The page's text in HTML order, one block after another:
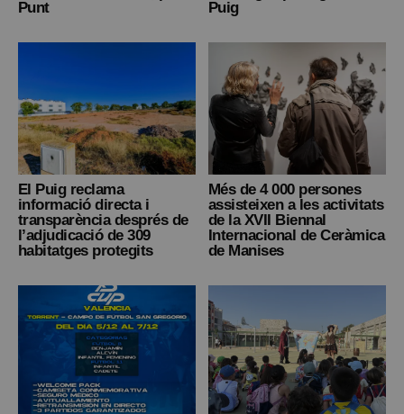
Punt
Puig
El Puig reclama
informació directa i
transparència després de
l’adjudicació de 309
habitatges protegits
Més de 4 000 persones
assisteixen a les activitats
de la XVII Biennal
Internacional de Ceràmica
de Manises